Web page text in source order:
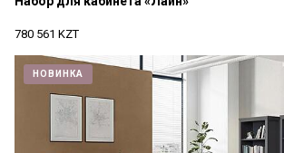
780 561 KZT
НОВИНКА